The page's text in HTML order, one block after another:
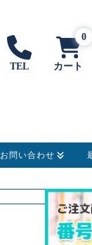
TEL カート
0
お問い合わせ